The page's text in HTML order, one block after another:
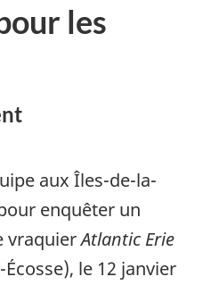
les
aux Îles-de-la-
enquêter un
vraquierAtlantic Erie
le 12 janvier